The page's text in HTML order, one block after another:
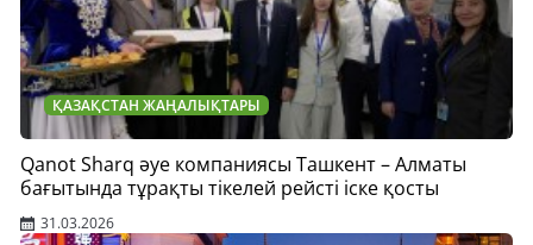
ҚАЗАҚСТАН ЖАҢАЛЫҚТАРЫ
Qanot Sharq әуе компаниясы Ташкент – Алматы
бағытында тұрақты тікелей рейсті іске қосты
31.03.2026